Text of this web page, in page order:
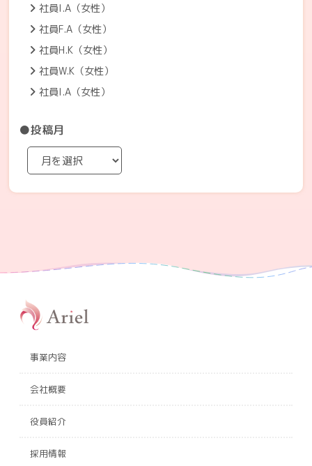
社員I.A（女性）
社員F.A（女性）
社員H.K（女性）
社員W.K（女性）
社員I.A（女性）
●投稿月
事業内容
会社概要
役員紹介
採用情報